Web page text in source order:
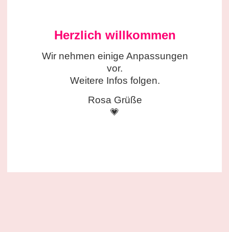
Herzlich willkommen
Wir nehmen einige Anpassungen
vor.
Weitere Infos folgen.
Rosa Grüße
💗